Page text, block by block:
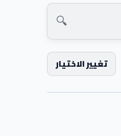
🔍
تغيير الاختيار